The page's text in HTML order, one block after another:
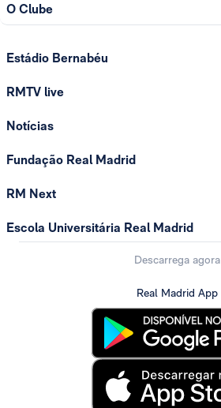
O Clube
Estádio Bernabéu
RMTV live
Notícias
Fundação Real Madrid
RM Next
Escola Universitária Real Madrid
Descarrega agora
Real Madrid App